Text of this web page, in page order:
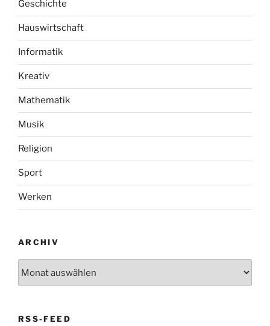
Geschichte
Hauswirtschaft
Informatik
Kreativ
Mathematik
Musik
Religion
Sport
Werken
ARCHIV
RSS-FEED